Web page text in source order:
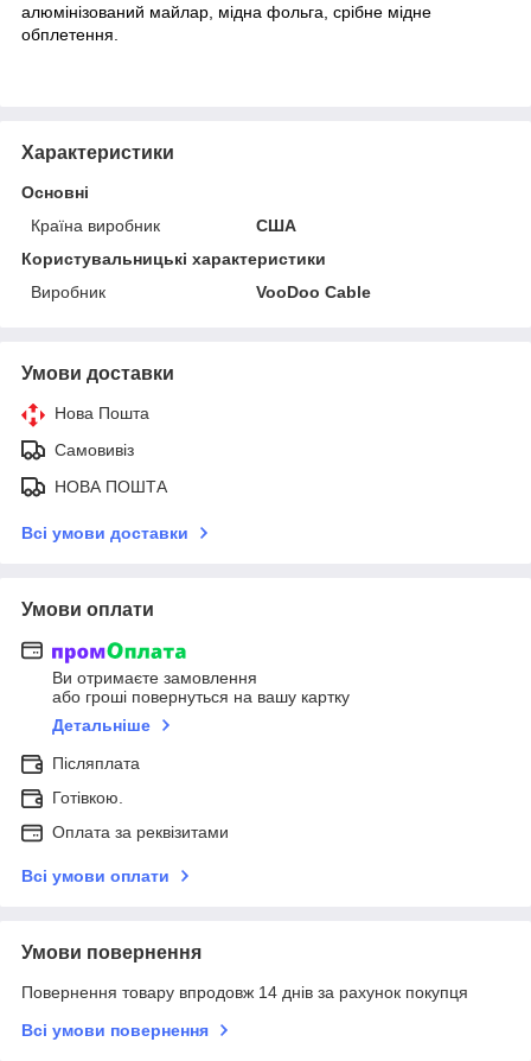
алюмінізований майлар, мідна фольга, срібне мідне
обплетення.
Характеристики
Основні
Країна виробник
США
Користувальницькі характеристики
Виробник
VooDoo Cable
Умови доставки
Нова Пошта
Самовивіз
НОВА ПОШТА
Всі умови доставки
Умови оплати
Ви отримаєте замовлення
або гроші повернуться на вашу картку
Детальніше
Післяплата
Готівкою.
Оплата за реквізитами
Всі умови оплати
Умови повернення
Повернення товару впродовж 14 днів за рахунок покупця
Всі умови повернення